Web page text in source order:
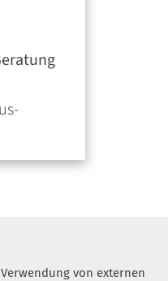
von externen